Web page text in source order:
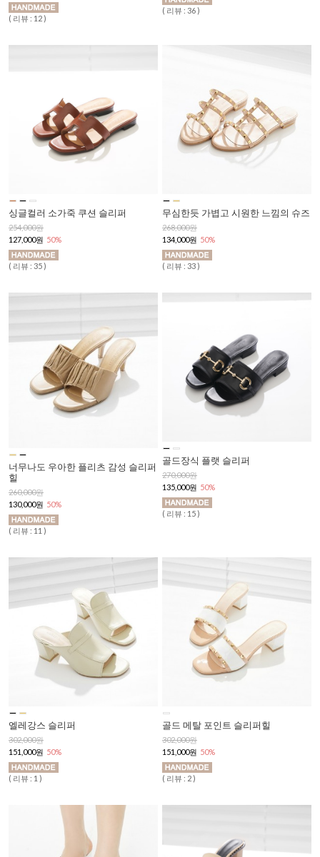
( 리뷰 : 12 )
( 리뷰 : 36 )
싱글컬러 소가죽 쿠션 슬리퍼
254,000원
127,000원 50%
( 리뷰 : 35 )
무심한듯 가볍고 시원한 느낌의 슈즈
268,000원
134,000원 50%
( 리뷰 : 33 )
너무나도 우아한 플리츠 감성 슬리퍼
힐
260,000원
130,000원 50%
( 리뷰 : 11 )
골드장식 플랫 슬리퍼
270,000원
135,000원 50%
( 리뷰 : 15 )
엘레강스 슬리퍼
302,000원
151,000원 50%
( 리뷰 : 1 )
골드 메탈 포인트 슬리퍼힐
302,000원
151,000원 50%
( 리뷰 : 2 )